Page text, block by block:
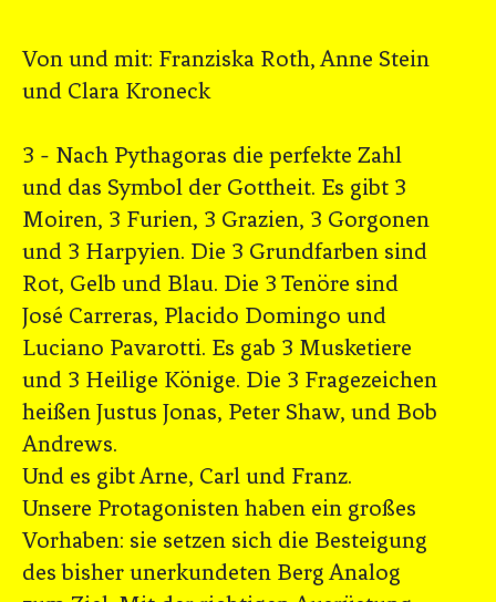
Von und mit: Franziska Roth, Anne Stein
und Clara Kroneck
3 - Nach Pythagoras die perfekte Zahl
und das Symbol der Gottheit. Es gibt 3
Moiren, 3 Furien, 3 Grazien, 3 Gorgonen
und 3 Harpyien. Die 3 Grundfarben sind
Rot, Gelb und Blau. Die 3 Tenöre sind
José Carreras, Placido Domingo und
Luciano Pavarotti. Es gab 3 Musketiere
und 3 Heilige Könige. Die 3 Fragezeichen
heißen Justus Jonas, Peter Shaw, und Bob
Andrews.
Und es gibt Arne, Carl und Franz.
Unsere Protagonisten haben ein großes
Vorhaben: sie setzen sich die Besteigung
des bisher unerkundeten Berg Analog